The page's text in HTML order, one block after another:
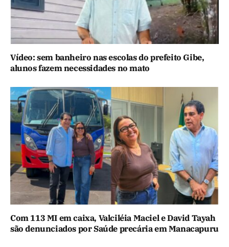
Vídeo: sem banheiro nas escolas do prefeito Gibe,
alunos fazem necessidades no mato
Com 113 MI em caixa, Valciléia Maciel e David Tayah
são denunciados por Saúde precária em Manacapuru